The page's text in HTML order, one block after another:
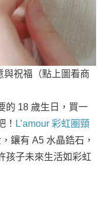
與祝福（點上圖看商
的 18 歲生日，買一
！ L’amour 彩虹圈頸
鑲有 A5 水晶鋯石，
孩子未來生活如彩虹